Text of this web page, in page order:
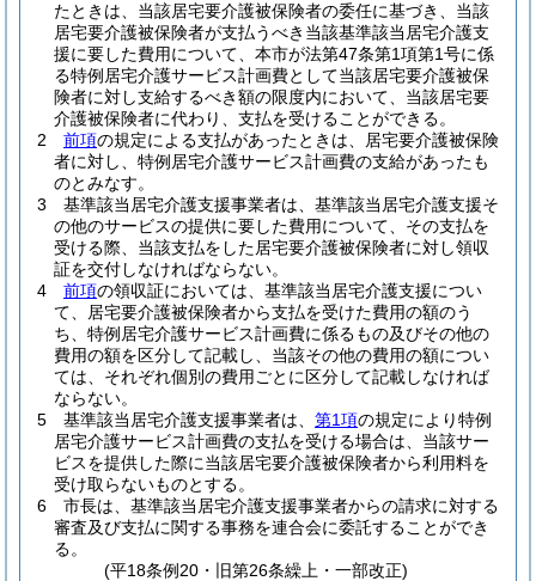
たときは、当該居宅要介護被保険者の委任に基づき、当該
居宅要介護被保険者が支払うべき当該基準該当居宅介護支
援に要した費用について、本市が法第47条第1項第1号に係
る特例居宅介護サービス計画費として当該居宅要介護被保
険者に対し支給するべき額の限度内において、当該居宅要
介護被保険者に代わり、支払を受けることができる。
2
前項の規定による支払があったときは、居宅要介護被保険
者に対し、特例居宅介護サービス計画費の支給があったも
のとみなす。
3
基準該当居宅介護支援事業者は、基準該当居宅介護支援そ
の他のサービスの提供に要した費用について、その支払を
受ける際、当該支払をした居宅要介護被保険者に対し領収
証を交付しなければならない。
4
前項の領収証においては、基準該当居宅介護支援につい
て、居宅要介護被保険者から支払を受けた費用の額のう
ち、特例居宅介護サービス計画費に係るもの及びその他の
費用の額を区分して記載し、当該その他の費用の額につい
ては、それぞれ個別の費用ごとに区分して記載しなければ
ならない。
5
基準該当居宅介護支援事業者は、 第1項の規定により特例
居宅介護サービス計画費の支払を受ける場合は、当該サー
ビスを提供した際に当該居宅要介護被保険者から利用料を
受け取らないものとする。
6
市長は、基準該当居宅介護支援事業者からの請求に対する
審査及び支払に関する事務を連合会に委託することができ
る。
(平18条例20・旧第26条繰上・一部改正)